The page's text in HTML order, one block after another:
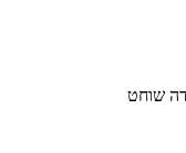
שוחט